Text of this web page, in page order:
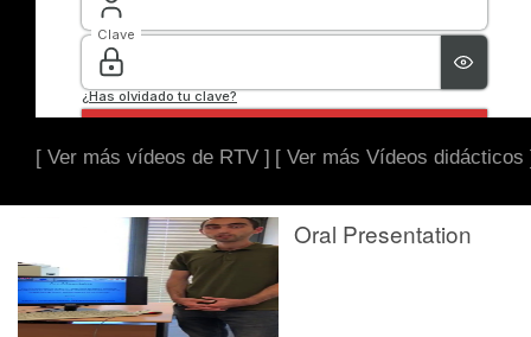
[ Ver más vídeos de RTV ] [ Ver más Vídeos didácticos
Oral Presentation